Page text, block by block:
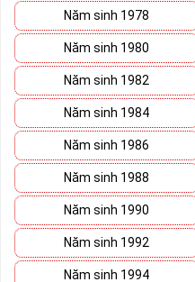
Năm sinh 1978
Năm sinh 1980
Năm sinh 1982
Năm sinh 1984
Năm sinh 1986
Năm sinh 1988
Năm sinh 1990
Năm sinh 1992
Năm sinh 1994